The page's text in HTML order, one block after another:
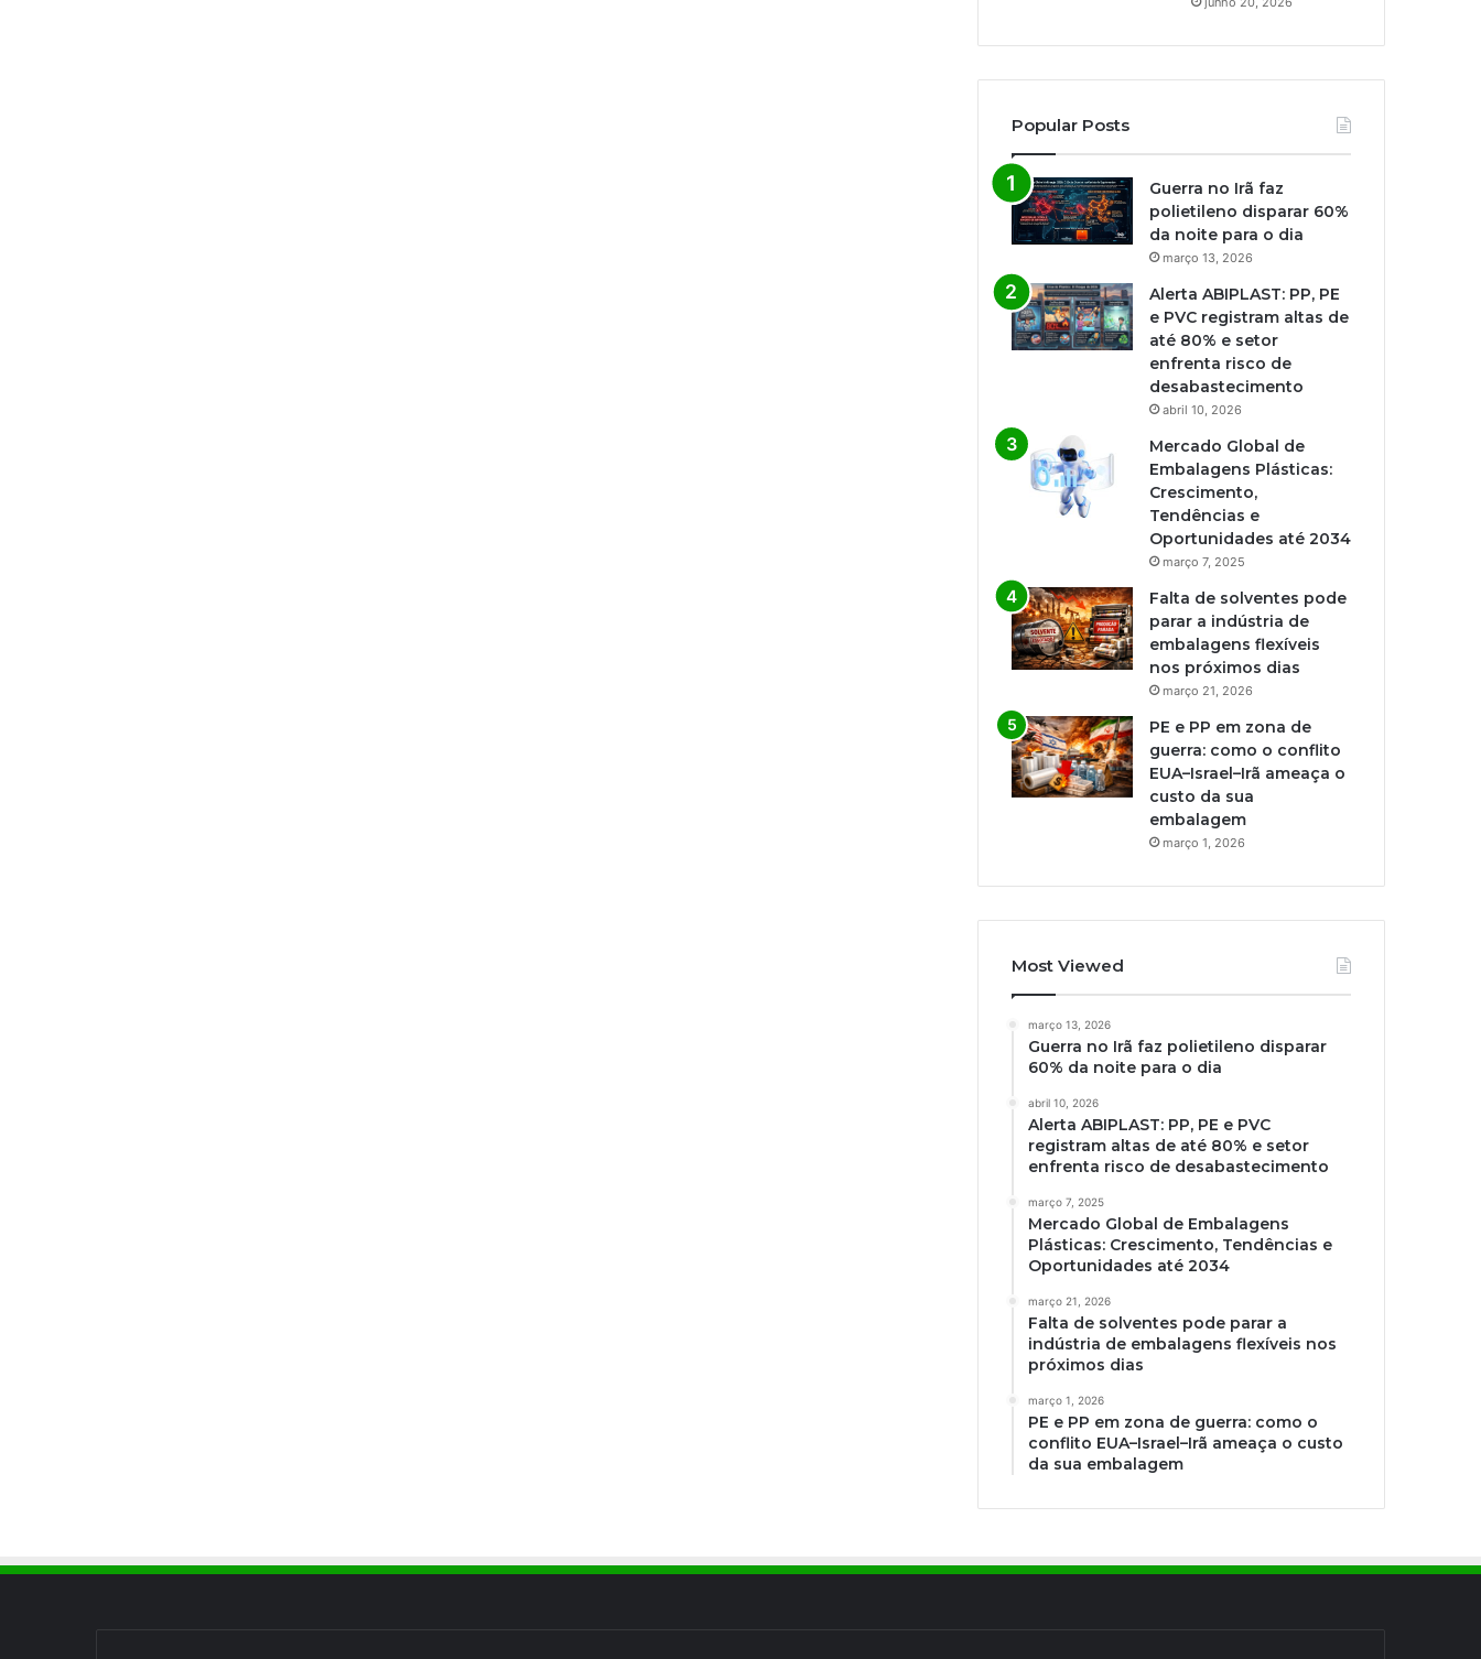
Popular Posts
Guerra no Irã faz
polietileno disparar 60%
da noite para o dia
março 13, 2026
Alerta ABIPLAST: PP, PE
e PVC registram altas de
até 80% e setor
enfrenta risco de
desabastecimento
abril 10, 2026
Mercado Global de
Embalagens Plásticas:
Crescimento,
Tendências e
Oportunidades até 2034
março 7, 2025
Falta de solventes pode
parar a indústria de
embalagens flexíveis
nos próximos dias
março 21, 2026
PE e PP em zona de
guerra: como o conflito
EUA–Israel–Irã ameaça o
custo da sua
embalagem
março 1, 2026
Most Viewed
março 13, 2026
Guerra no Irã faz polietileno disparar
60% da noite para o dia
abril 10, 2026
Alerta ABIPLAST: PP, PE e PVC
registram altas de até 80% e setor
enfrenta risco de desabastecimento
março 7, 2025
Mercado Global de Embalagens
Plásticas: Crescimento, Tendências e
Oportunidades até 2034
março 21, 2026
Falta de solventes pode parar a
indústria de embalagens flexíveis nos
próximos dias
março 1, 2026
PE e PP em zona de guerra: como o
conflito EUA–Israel–Irã ameaça o custo
da sua embalagem